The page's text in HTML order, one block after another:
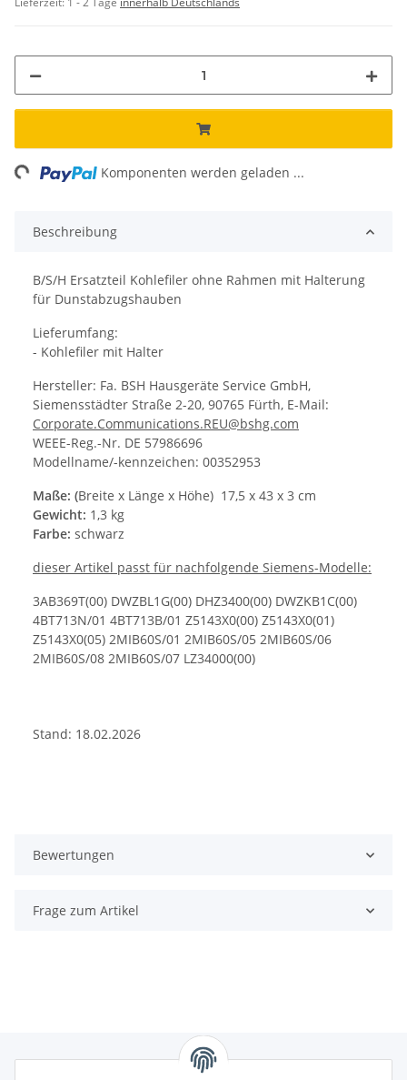
Komponenten werden geladen ...
Beschreibung
B/S/H Ersatzteil Kohlefiler ohne Rahmen mit Halterung
für Dunstabzugshauben
Lieferumfang:
- Kohlefiler mit Halter
Hersteller: Fa. BSH Hausgeräte Service GmbH,
Siemensstädter Straße 2-20, 90765 Fürth, E-Mail:
Corporate.Communications.REU@bshg.com
WEEE-Reg.-Nr. DE 57986696
Modellname/-kennzeichen: 00352953
Maße: (Breite x Länge x Höhe) 17,5 x 43 x 3 cm
Gewicht: 1,3 kg
Farbe: schwarz
dieser Artikel passt für nachfolgende Siemens-Modelle:
3AB369T(00) DWZBL1G(00) DHZ3400(00) DWZKB1C(00)
4BT713N/01 4BT713B/01 Z5143X0(00) Z5143X0(01)
Z5143X0(05) 2MIB60S/01 2MIB60S/05 2MIB60S/06
2MIB60S/08 2MIB60S/07 LZ34000(00)
Stand: 18.02.2026
Bewertungen
Frage zum Artikel